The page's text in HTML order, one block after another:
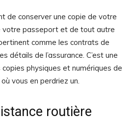
de conserver une copie de votre
votre passeport et de tout autre
comme les contrats de
détails de l’assurance. C’est une
copies physiques et numériques de
vous en perdriez un.
routière